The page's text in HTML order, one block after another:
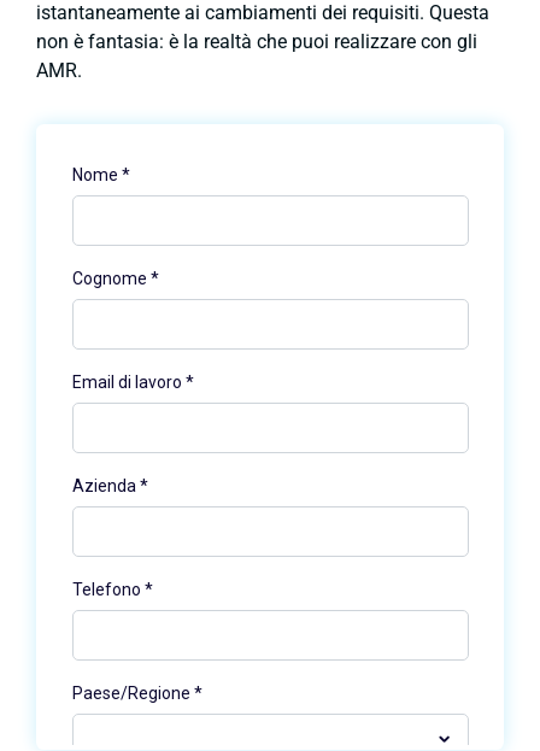
istantaneamente ai cambiamenti dei requisiti. Questa
non è fantasia: è la realtà che puoi realizzare con gli
AMR.